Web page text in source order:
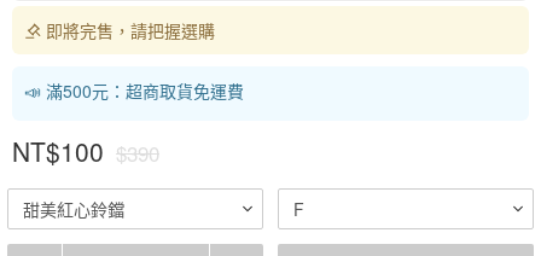
即將完售，請把握選購
📣 滿500元：超商取貨免運費
NT$100 $390
甜美紅心鈴鐺 F